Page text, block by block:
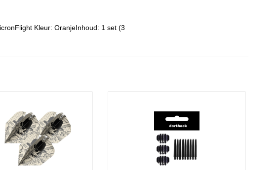
Kleur: OranjeInhoud: 1 set (3